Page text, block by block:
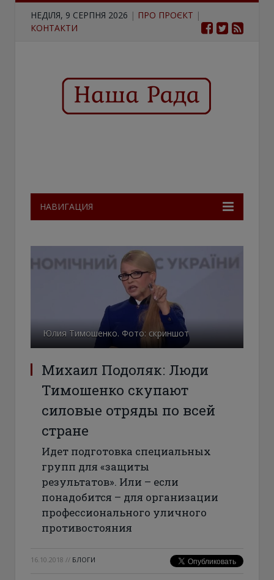
НЕДІЛЯ, 9 СЕРПНЯ 2026 | ПРО ПРОЄКТ |
КОНТАКТИ
НАВИГАЦИЯ
Юлия Тимошенко. Фото: скриншот
Михаил Подоляк: Люди
Тимошенко скупают
силовые отряды по всей
стране
Идет подготовка специальных
групп для «защиты
результатов». Или – если
понадобится – для организации
профессионального уличного
противостояния
16.10.2018 // БЛОГИ